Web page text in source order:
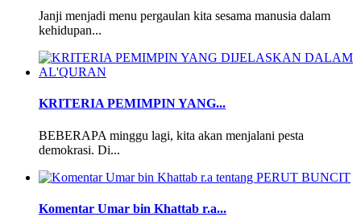
Janji menjadi menu pergaulan kita sesama manusia dalam
kehidupan...
KRITERIA PEMIMPIN YANG...
BEBERAPA minggu lagi, kita akan menjalani pesta
demokrasi. Di...
Komentar Umar bin Khattab r.a...